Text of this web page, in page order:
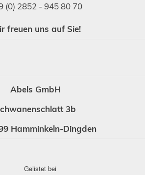
(0) 2852 - 945 80 70
freuen uns auf Sie!
Abels GmbH
3b
Hamminkeln-Dingden
Gelistet bei